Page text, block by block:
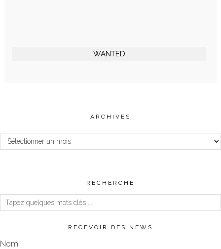
WANTED
ARCHIVES
Archives
RECHERCHE
RECEVOIR DES NEWS
Nom :